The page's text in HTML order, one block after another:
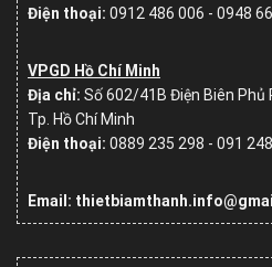
Điện thoại: 0912 486 006 - 0948
VPGD Hồ Chí Minh
Địa chỉ: Số602/41B Điện Biên Phủ
Tp. Hồ Chí Minh
Điện thoại: 0889 235 298 - 091
Email: